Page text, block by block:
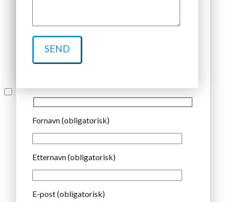
Fornavn (obligatorisk)
Etternavn (obligatorisk)
E-post (obligatorisk)